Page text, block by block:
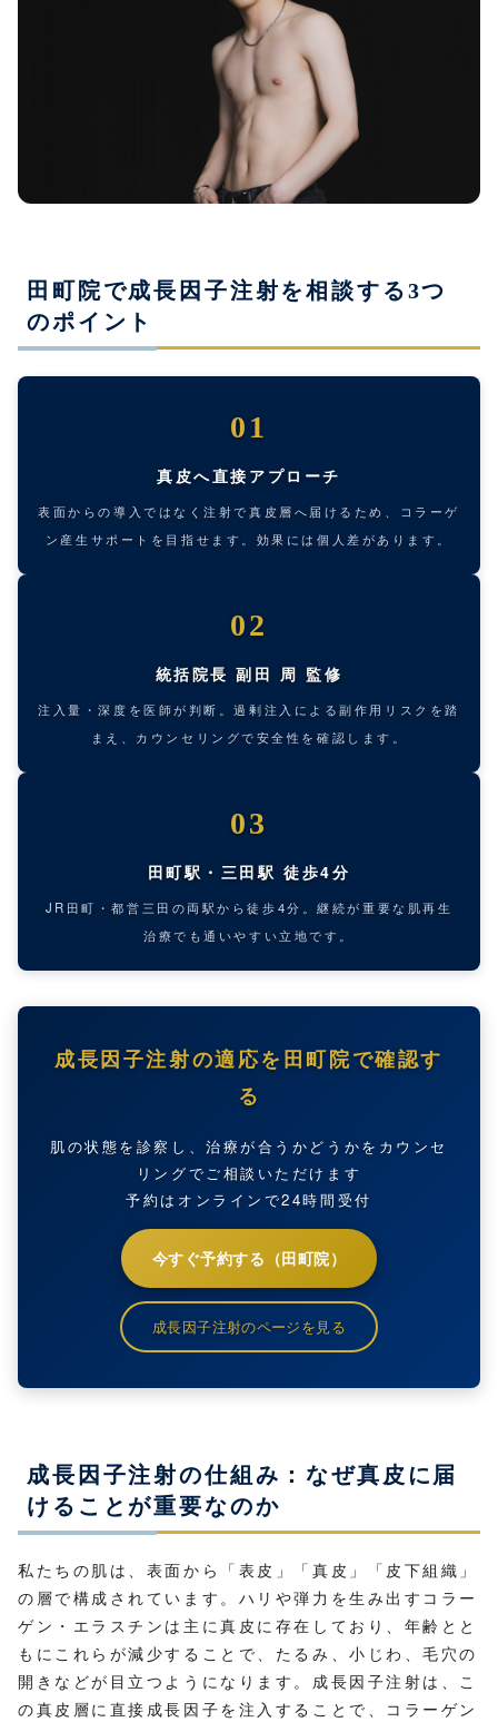
田町院で成長因子注射を相談する3つ
のポイント
01
真皮へ直接アプローチ
表面からの導入ではなく注射で真皮層へ届けるため、コラーゲ
ン産生サポートを目指せます。効果には個人差があります。
02
統括院長 副田 周 監修
注入量・深度を医師が判断。過剰注入による副作用リスクを踏
まえ、カウンセリングで安全性を確認します。
03
田町駅・三田駅 徒歩4分
JR田町・都営三田の両駅から徒歩4分。継続が重要な肌再生
治療でも通いやすい立地です。
成長因子注射の適応を田町院で確認す
る
肌の状態を診察し、治療が合うかどうかをカウンセ
リングでご相談いただけます
予約はオンラインで24時間受付
今すぐ予約する（田町院）
成長因子注射のページを見る
成長因子注射の仕組み：なぜ真皮に届
けることが重要なのか
私たちの肌は、表面から「表皮」「真皮」「皮下組織」
の層で構成されています。ハリや弾力を生み出すコラー
ゲン・エラスチンは主に真皮に存在しており、年齢とと
もにこれらが減少することで、たるみ、小じわ、毛穴の
開きなどが目立つようになります。成長因子注射は、こ
の真皮層に直接成長因子を注入することで、コラーゲン